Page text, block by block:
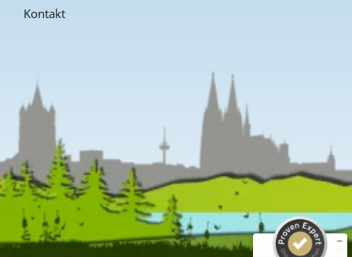
Kontakt
Kundenbewertungen und Erfahrungen zu
Empfehlungen auf
ProvenExpert.com
SEHR GUT
4,66
/
5,00